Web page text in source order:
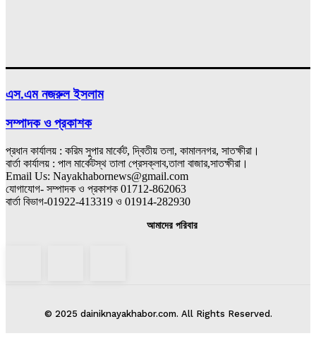
এস.এম নজরুল ইসলাম
সম্পাদক ও প্রকাশক
প্রধান কার্যালয় : করিম সুপার মার্কেট, দ্বিতীয় তলা, কামালনগর, সাতক্ষীরা।
বার্তা কার্যালয় : পাল মার্কেটস্থ তালা প্রেসক্লাব,তালা বাজার,সাতক্ষীরা।
Email Us: Nayakhabornews@gmail.com
যোগাযোগ- সম্পাদক ও প্রকাশক 01712-862063
বার্তা বিভাগ-01922-413319 ও 01914-282930
আমাদের পরিবার
© 2025 dainiknayakhabor.com. All Rights Reserved.